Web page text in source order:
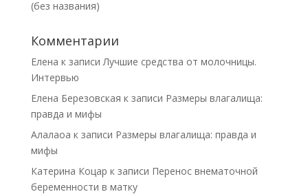
(без названия)
Комментарии
Елена к записи Лучшие средства от молочницы.
Интервью
Елена Березовская к записи Размеры влагалища:
правда и мифы
Алалаоа к записи Размеры влагалища: правда и
мифы
Катерина Коцар к записи Перенос внематочной
беременности в матку